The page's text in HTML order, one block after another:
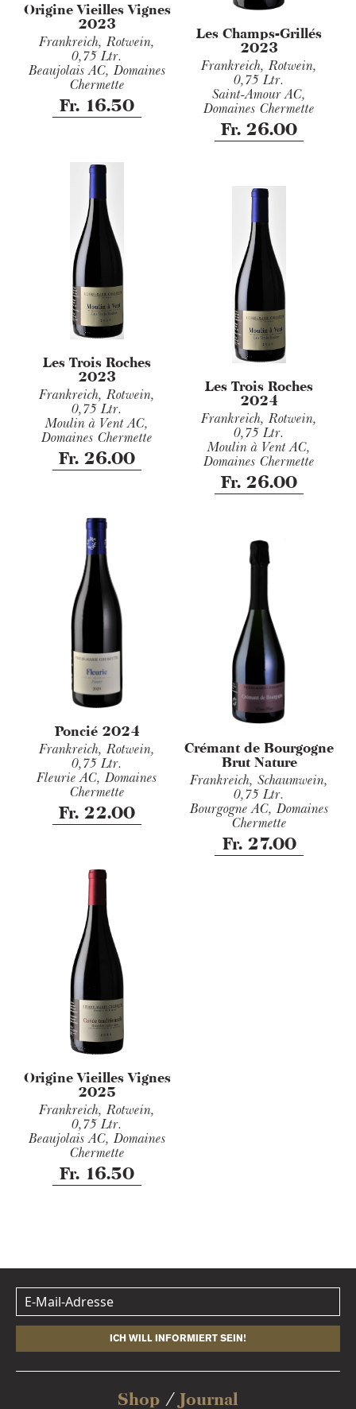
Origine Vieilles Vignes
2023
Frankreich, Rotwein,
0,75 Ltr.
Beaujolais AC, Domaines
Chermette
Fr. 16.50
Les Champs-Grillés
2023
Frankreich, Rotwein,
0,75 Ltr.
Saint-Amour AC,
Domaines Chermette
Fr. 26.00
Les Trois Roches
2023
Frankreich, Rotwein,
0,75 Ltr.
Moulin à Vent AC,
Domaines Chermette
Fr. 26.00
Les Trois Roches
2024
Frankreich, Rotwein,
0,75 Ltr.
Moulin à Vent AC,
Domaines Chermette
Fr. 26.00
Poncié 2024
Frankreich, Rotwein,
0,75 Ltr.
Fleurie AC, Domaines
Chermette
Fr. 22.00
Crémant de Bourgogne
Brut Nature
Frankreich, Schaumwein,
0,75 Ltr.
Bourgogne AC, Domaines
Chermette
Fr. 27.00
Origine Vieilles Vignes
2025
Frankreich, Rotwein,
0,75 Ltr.
Beaujolais AC, Domaines
Chermette
Fr. 16.50
ICH WILL INFORMIERT SEIN!
Shop Journal